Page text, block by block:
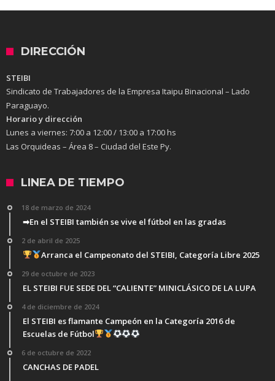
DIRECCIÓN
STEIBI
Sindicato de Trabajadores de la Empresa Itaipu Binacional – Lado
Paraguayo.
Horario y dirección
Lunes a viernes: 7:00 a 12:00 / 13:00 a 17:00 hs
Las Orquideas – Área 8 – Ciudad del Este Py.
LINEA DE TIEMPO
18 de marzo de 2024
➡En el STEIBI también se vive el fútbol en las gradas
2 de abril de 2025
Arranca el Campeonato del STEIBI, Categoría Libre 2025
29 de octubre de 2023
EL STEIBI FUE SEDE DEL “CALIENTE” MINICLÁSICO DE LA LUPA
4 de diciembre de 2024
El STEIBI es flamante Campeón en la Categoría 2016 de
Escuelas de Fútbol
6 de octubre de 2022
CANCHAS DE PADEL